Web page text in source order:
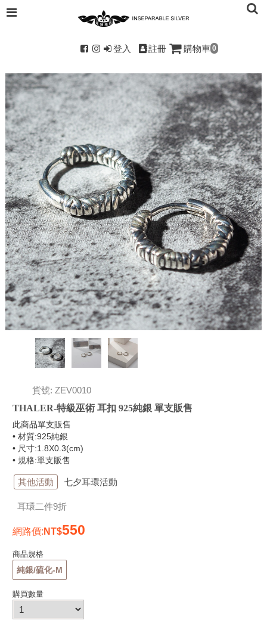
登入 註冊 購物車 0
貨號: ZEV0010
THALER-特級巫術 耳扣 925純銀 單支販售
此商品單支販售
• 材質:925純銀
• 尺寸:1.8X0.3(cm)
• 規格:單支販售
其他活動 七夕耳環活動
耳環二件9折
網路價: 550
商品規格
純銀/硫化-M
購買數量